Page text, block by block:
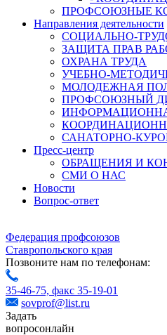
ПРОФСОЮЗНЫЕ
Направления деятельности
СОЦИАЛЬНО-
ЗАЩИТА ПРАВ
ОХРАНА ТРУДА
УЧЕБНО-
МОЛОДЕЖНАЯ
ПРОФСОЮЗНЫЙ
САНАТОРНО-
Пресс-центр
ОБРАЩЕНИЯ И
СМИ О НАС
Новости
Вопрос-ответ
Федерация профсоюзов
Ставропольского края
Позвоните нам по телефонам:
35-46-75, факс 35-19-01
sovprof@list.ru
Задать
вопросонлайн